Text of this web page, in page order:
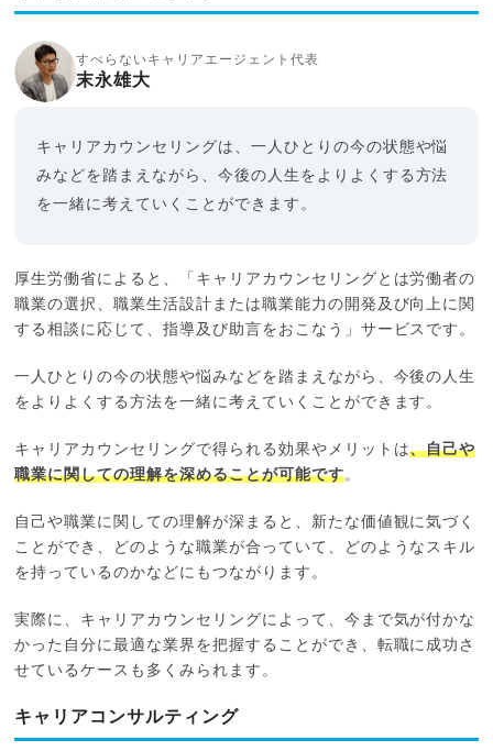
すべらないキャリアエージェント代表
末永雄大
キャリアカウンセリングは、一人ひとりの今の状態や悩
みなどを踏まえながら、今後の人生をよりよくする方法
を一緒に考えていくことができます。
厚生労働省によると、「キャリアカウンセリングとは労働者の
職業の選択、職業生活設計または職業能力の開発及び向上に関
する相談に応じて、指導及び助言をおこなう」サービスです。
一人ひとりの今の状態や悩みなどを踏まえながら、今後の人生
をよりよくする方法を一緒に考えていくことができます。
キャリアカウンセリングで得られる効果やメリットは、自己や
職業に関しての理解を深めることが可能です。
自己や職業に関しての理解が深まると、新たな価値観に気づく
ことができ、どのような職業が合っていて、どのようなスキル
を持っているのかなどにもつながります。
実際に、キャリアカウンセリングによって、今まで気が付かな
かった自分に最適な業界を把握することができ、転職に成功さ
せているケースも多くみられます。
キャリアコンサルティング